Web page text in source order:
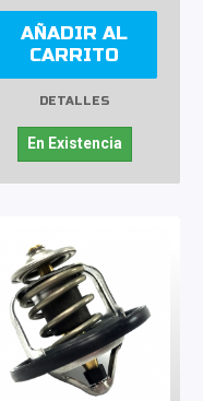
AÑADIR AL
CARRITO
DETALLES
En Existencia